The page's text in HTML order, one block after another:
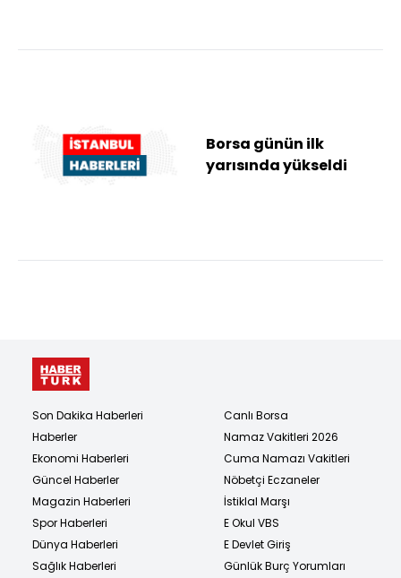
Borsa günün ilk
yarısında yükseldi
Son Dakika Haberleri
Haberler
Ekonomi Haberleri
Güncel Haberler
Magazin Haberleri
Spor Haberleri
Dünya Haberleri
Sağlık Haberleri
Canlı Borsa
Namaz Vakitleri 2026
Cuma Namazı Vakitleri
Nöbetçi Eczaneler
İstiklal Marşı
E Okul VBS
E Devlet Giriş
Günlük Burç Yorumları